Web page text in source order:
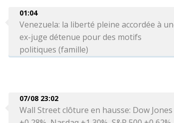
01:04
Venezuela: la liberté pleine accordée à
ex-juge détenue pour des motifs
politiques (famille)
07/08 23:02
Wall Street clôture en hausse: Dow Jones